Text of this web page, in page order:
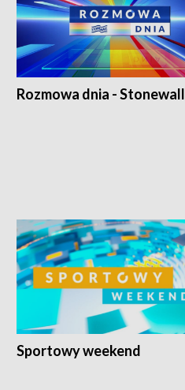
Rozmowa dnia - Stonewall
Sportowy weekend